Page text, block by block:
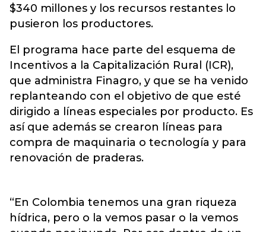
$340 millones y los recursos restantes lo
pusieron los productores.
El programa hace parte del esquema de
Incentivos a la Capitalización Rural (ICR),
que administra Finagro, y que se ha venido
replanteando con el objetivo de que esté
dirigido a líneas especiales por producto. Es
así que además se crearon líneas para
compra de maquinaria o tecnología y para
renovación de praderas.
“En Colombia tenemos una gran riqueza
hídrica, pero o la vemos pasar o la vemos